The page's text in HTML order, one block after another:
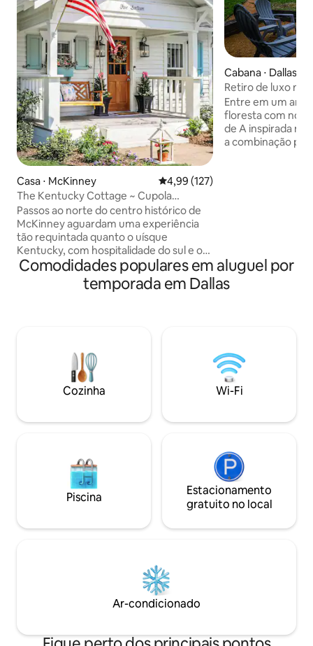
Casa ⋅ McKinney 4,99 de uma avaliação média de
4,99 (127)
The Kentucky Cottage ~ Cupola
Lane~McK Square
Passos ao norte do centro histórico de
McKinney aguardam uma experiência
tão requintada quanto o uísque
Kentucky, com hospitalidade do sul e o
calor de anos passados. A vibração da
Anthropologie, revestida com shiplap
original, madeiras de lei e janelas
para sentar e saborear no início e no final
de cada dia, enquanto nossa versátil
cozinha/bar de café/estação de bebidas
convida refeições caseiras e risadas na
Cabana ⋅ Dallas
Retiro de luxo na
Frame
Entre em um
floresta com
de A inspirada na
a combinação
Grand Prairie,
Parque Estadual
Globe Life Field,
Comodidades populares em aluguel por
temporada em Dallas
Cozinha Wi-Fi
Piscina
Estacionamento
gratuito no local
Ar-condicionado